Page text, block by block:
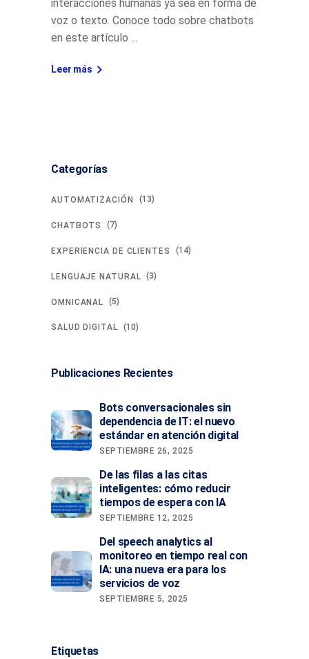
interacciones humanas ya sea en forma de
voz o texto. Conoce todo sobre chatbots
en este artículo
Leer más
Categorías
AUTOMATIZACIÓN (13)
CHATBOTS (7)
EXPERIENCIA DE CLIENTES (14)
LENGUAJE NATURAL (3)
OMNICANAL (5)
SALUD DIGITAL (10)
Publicaciones Recientes
Bots conversacionales sin
dependencia de IT: el nuevo
estándar en atención digital
SEPTIEMBRE 26, 2025
De las filas a las citas
inteligentes: cómo reducir
tiempos de espera con IA
SEPTIEMBRE 12, 2025
Del speech analytics al
monitoreo en tiempo real con
IA: una nueva era para los
servicios de voz
SEPTIEMBRE 5, 2025
Etiquetas